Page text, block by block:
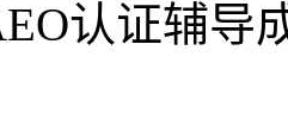
认证辅导